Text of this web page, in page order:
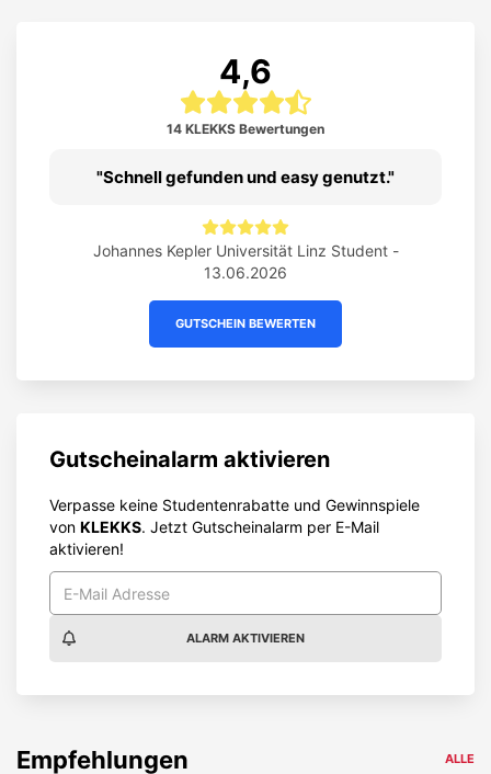
4,6
14 KLEKKS Bewertungen
Schnell gefunden und easy genutzt.
Johannes Kepler Universität Linz Student -
13.06.2026
GUTSCHEIN BEWERTEN
Gutscheinalarm aktivieren
Verpasse keine Studentenrabatte und Gewinnspiele
von KLEKKS. Jetzt Gutscheinalarm per E-Mail
aktivieren!
ALARM AKTIVIEREN
Empfehlungen ALLE